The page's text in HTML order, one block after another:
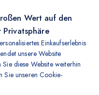
Wert auf den
Privatsphäre
Einkaufserlebnis
unsere Website
diese Website weiterhin
Sie unseren Cookie-